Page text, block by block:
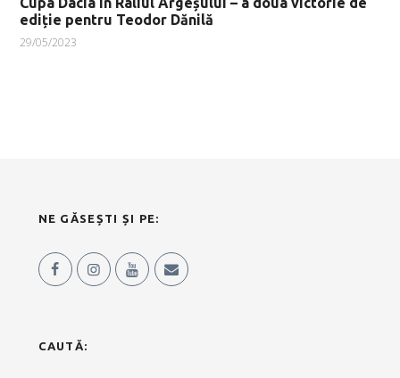
ediție pentru Teodor Dănilă
29/05/2023
NE GĂSEȘTI ȘI PE:
CAUTĂ: